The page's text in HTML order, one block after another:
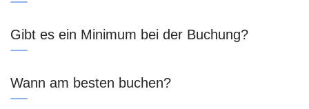
Gibt es ein Minimum bei der Buchung?
Wann am besten buchen?